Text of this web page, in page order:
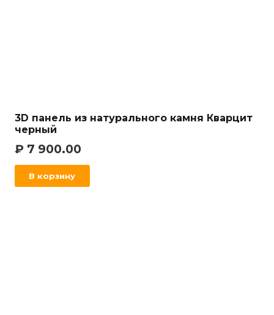
3D панель из натурального камня Кварцит
черный
₽ 7 900.00
В корзину